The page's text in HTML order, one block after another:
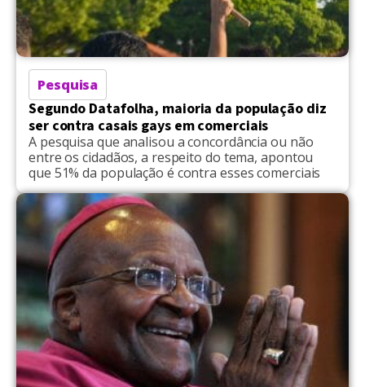
Pesquisa
Segundo Datafolha, maioria da população diz
ser contra casais gays em comerciais
A pesquisa que analisou a concordância ou não
entre os cidadãos, a respeito do tema, apontou
que 51% da população é contra esses comerciais